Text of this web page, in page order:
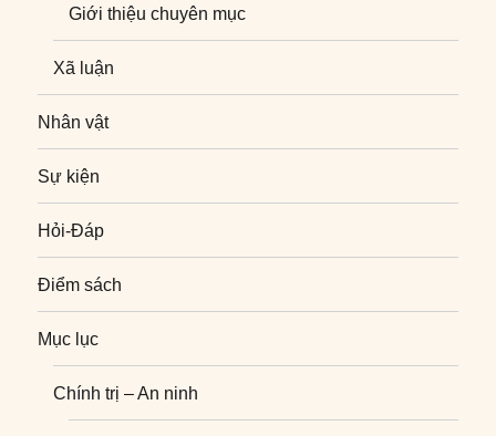
Giới thiệu chuyên mục
Xã luận
Nhân vật
Sự kiện
Hỏi-Đáp
Điểm sách
Mục lục
Chính trị – An ninh